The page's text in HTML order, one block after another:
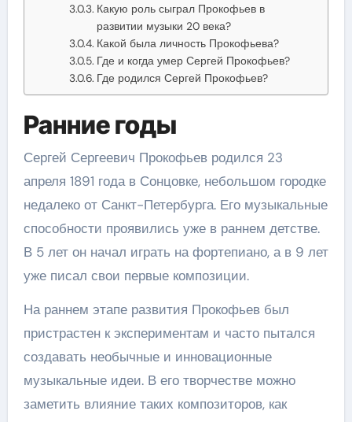
Какую роль сыграл Прокофьев в
развитии музыки 20 века?
Какой была личность Прокофьева?
Где и когда умер Сергей Прокофьев?
Где родился Сергей Прокофьев?
Ранние годы
Сергей Сергеевич Прокофьев родился 23
апреля 1891 года в Сонцовке, небольшом городке
недалеко от Санкт-Петербурга. Его музыкальные
способности проявились уже в раннем детстве.
В 5 лет он начал играть на фортепиано, а в 9 лет
уже писал свои первые композиции.
На раннем этапе развития Прокофьев был
пристрастен к экспериментам и часто пытался
создавать необычные и инновационные
музыкальные идеи. В его творчестве можно
заметить влияние таких композиторов, как